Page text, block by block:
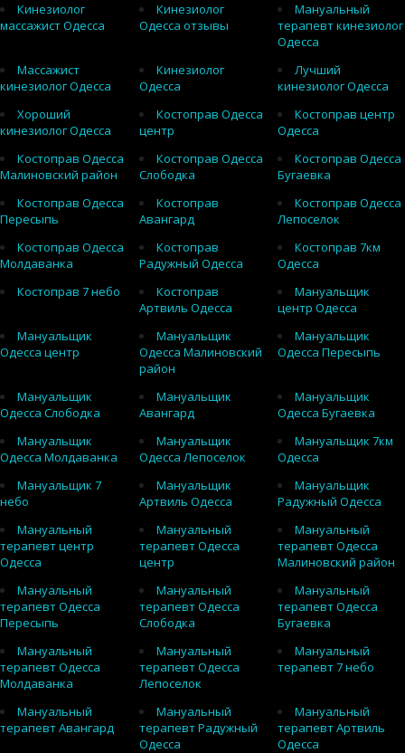
Кинезиолог
массажист Одесса
Кинезиолог
Одесса отзывы
Мануальный
терапевт кинезиолог
Одесса
Массажист
кинезиолог Одесса
Кинезиолог
Одесса
Лучший
кинезиолог Одесса
Хороший
кинезиолог Одесса
Костоправ Одесса
центр
Костоправ центр
Одесса
Костоправ Одесса
Малиновский район
Костоправ Одесса
Слободка
Костоправ Одесса
Бугаевка
Костоправ Одесса
Пересыпь
Костоправ
Авангард
Костоправ Одесса
Лепоселок
Костоправ Одесса
Молдаванка
Костоправ
Радужный Одесса
Костоправ 7км
Одесса
Костоправ 7 небо
Костоправ
Артвиль Одесса
Мануальщик
центр Одесса
Мануальщик
Одесса центр
Мануальщик
Одесса Малиновский
район
Мануальщик
Одесса Пересыпь
Мануальщик
Одесса Слободка
Мануальщик
Авангард
Мануальщик
Одесса Бугаевка
Мануальщик
Одесса Молдаванка
Мануальщик
Одесса Лепоселок
Мануальщик 7км
Одесса
Мануальщик 7
небо
Мануальщик
Артвиль Одесса
Мануальщик
Радужный Одесса
Мануальный
терапевт центр
Одесса
Мануальный
терапевт Одесса
центр
Мануальный
терапевт Одесса
Малиновский район
Мануальный
терапевт Одесса
Пересыпь
Мануальный
терапевт Одесса
Слободка
Мануальный
терапевт Одесса
Бугаевка
Мануальный
терапевт Одесса
Молдаванка
Мануальный
терапевт Одесса
Лепоселок
Мануальный
терапевт 7 небо
Мануальный
терапевт Авангард
Мануальный
терапевт Радужный
Одесса
Мануальный
терапевт Артвиль
Одесса